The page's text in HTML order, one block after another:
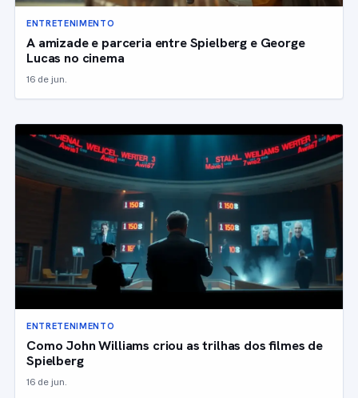
ENTRETENIMENTO
A amizade e parceria entre Spielberg e George
Lucas no cinema
16 de jun.
ENTRETENIMENTO
Como John Williams criou as trilhas dos filmes de
Spielberg
16 de jun.